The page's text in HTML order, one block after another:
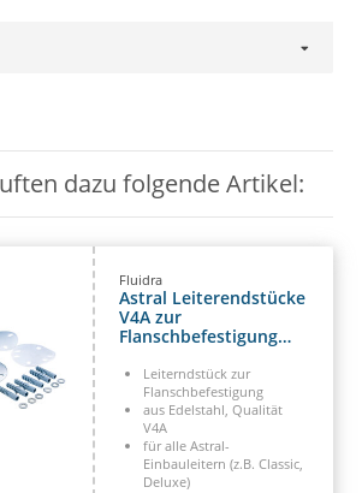
dazu folgende Artikel:
Fluidra
Astral Leiterendstücke
V4A zur
Flanschbefestigung
Flanschfüsse
Leiterndstück zur
Flanschbefestigung
aus Edelstahl, Qualität
V4A
für alle Astral-
Einbauleitern (z.B. Classic,
Deluxe)